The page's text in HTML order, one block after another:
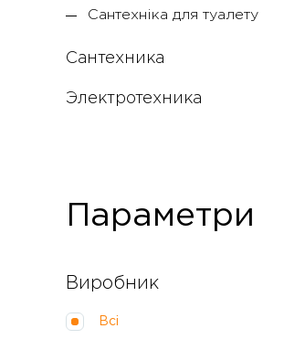
Сантехніка для туалету
Сантехника
Электротехника
Параметри
Виробник
Всі